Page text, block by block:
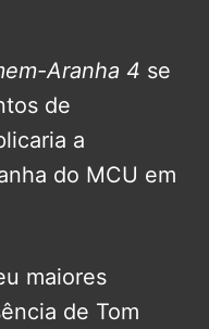
Aranha 4 se
de
a
do MCU em
maiores
de Tom